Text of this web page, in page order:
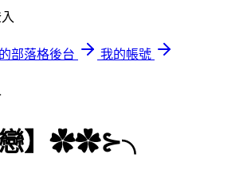
部落格後台
我的帳號
戀】✿✿⊱╮